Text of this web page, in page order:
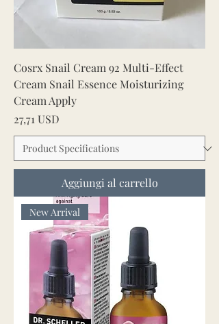
Cosrx Snail Cream 92 Multi-Effect
Cream Snail Essence Moisturizing
Cream Apply
Prezzo
27,71 USD
Aggiungi al carrello
New Arrival